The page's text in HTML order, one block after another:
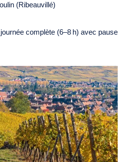
(Ribeauvillé)
complète (6–8 h) avec pause